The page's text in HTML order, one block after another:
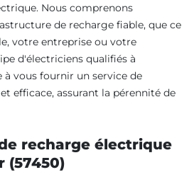
Nous comprenons
de recharge fiable, que ce
votre entreprise ou votre
d'électriciens qualifiés à
à vous fournir un service de
efficace, assurant la pérennité de
recharge électrique
(57450)